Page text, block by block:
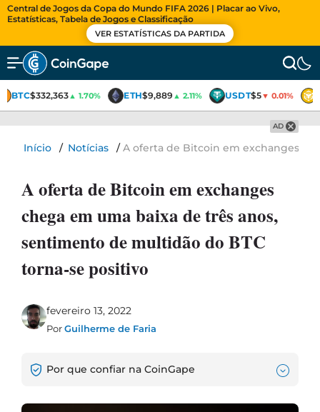
Central de Jogos da Copa do Mundo FIFA 2026 | Placar ao Vivo,
Estatísticas, Tabela de Jogos e Classificação
VER ESTATÍSTICAS DA PARTIDA
BTC$332,363▲ 1.70% ETH$9,889▲ 2.11% USDT$5▼ 0.01%
AD
Início / Notícias /A oferta de Bitcoin em exchanges
A oferta de Bitcoin em exchanges
chega em uma baixa de três anos,
sentimento de multidão do BTC
torna-se positivo
fevereiro 13, 2022
PorGuilherme de Faria
Por que confiar na CoinGape